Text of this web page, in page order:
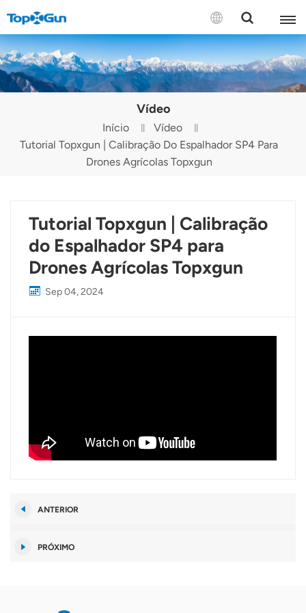
CONTATE-NOS
English
Русский
Türkçe
Tiếng Việt
Vídeo
Início
Vídeo
Tutorial Topxgun | Calibração Do Espalhador SP4 Para
Drones Agrícolas Topxgun
Tutorial Topxgun | Calibração
do Espalhador SP4 para
Drones Agrícolas Topxgun
Sep 04, 2024
ANTERIOR
PRÓXIMO